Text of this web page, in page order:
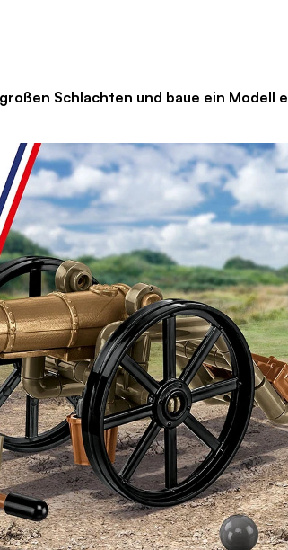
Schlachten und baue ein Modell